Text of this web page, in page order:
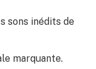
sons inédits de
marquante.